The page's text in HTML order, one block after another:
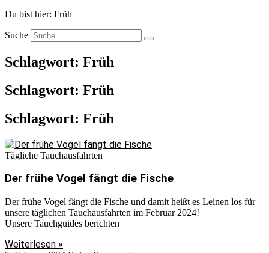
Du bist hier: Früh
Suche
Schlagwort: Früh
Schlagwort: Früh
Schlagwort: Früh
Tägliche Tauchausfahrten
Der frühe Vogel fängt die Fische
Der frühe Vogel fängt die Fische und damit heißt es Leinen los für
unsere täglichen Tauchausfahrten im Februar 2024!
Unsere Tauchguides berichten
Weiterlesen »